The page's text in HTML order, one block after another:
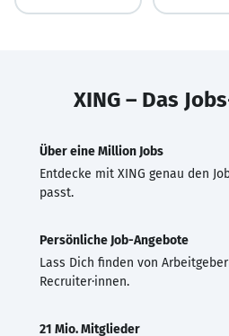
XING – Das
Über eine Million Jobs
Entdecke mit XING genau den
passt.
Persönliche Job-Angebote
Lass Dich finden von
Recruiter·innen.
21 Mio. Mitglieder